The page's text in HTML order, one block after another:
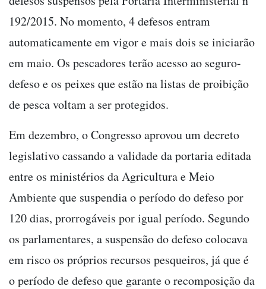
192/2015. No momento, 4 defesos entram
automaticamente em vigor e mais dois se iniciarão
em maio. Os pescadores terão acesso ao seguro-
defeso e os peixes que estão na listas de proibição
de pesca voltam a ser protegidos.
Em dezembro, o Congresso aprovou um decreto
legislativo cassando a validade da portaria editada
entre os ministérios da Agricultura e Meio
Ambiente que suspendia o período do defeso por
120 dias, prorrogáveis por igual período. Segundo
os parlamentares, a suspensão do defeso colocava
em risco os próprios recursos pesqueiros, já que é
o período de defeso que garante o recomposição da